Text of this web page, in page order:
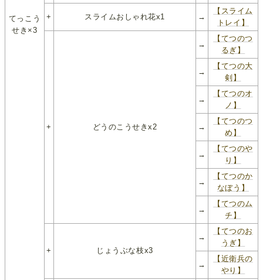
てっこう
せき×3
+ スライムおしゃれ花x1 →
【スライム
トレイ】
+ どうのこうせきx2
→
【てつのつ
るぎ】
→
【てつの大
剣】
→
【てつのオ
ノ】
→
【てつのつ
め】
→
【てつのや
り】
→
【てつのか
なぼう】
→
【てつのム
チ】
+ じょうぶな枝x3
→
【てつのお
うぎ】
→
【近衛兵の
やり】